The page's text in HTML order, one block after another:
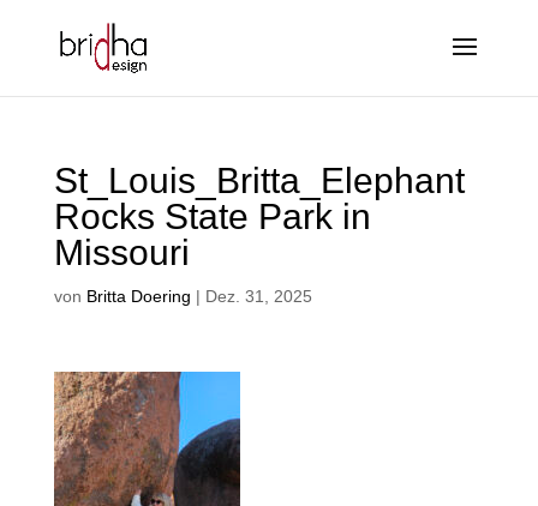
St_Louis_Britta_Elephant
Rocks State Park in
Missouri
von Britta Doering | Dez. 31, 2025